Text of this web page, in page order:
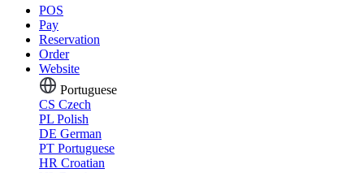
POS
Pay
Reservation
Order
Website
Portuguese
CS Czech
PL Polish
DE German
PT Portuguese
HR Croatian